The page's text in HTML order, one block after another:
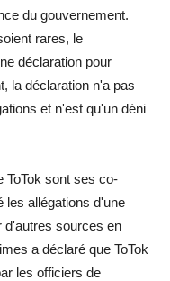
du gouvernement.
rares, le
déclaration pour
la déclaration n'a pas
et n'est qu'un déni
ToTok sont ses co-
les allégations d'une
d'autres sources en
a déclaré que ToTok
les officiers de